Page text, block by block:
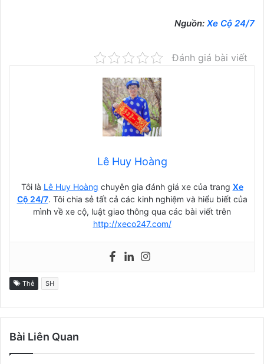
Nguồn: Xe Cộ 24/7
Đánh giá bài viết
Lê Huy Hoàng
Tôi là Lê Huy Hoàng chuyên gia đánh giá xe của trang Xe
Cộ 24/7. Tôi chia sẻ tất cả các kinh nghiệm và hiểu biết của
mình về xe cộ, luật giao thông qua các bài viết trên
http://xeco247.com/
Thẻ SH
Bài Liên Quan